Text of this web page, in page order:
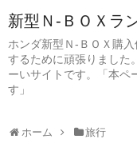
新型Ｎ-ＢＯＸラ
ホンダ新型Ｎ-ＢＯＸ購
するために頑張りました
ーいサイトです。「本ペ
す」
ホーム 旅行